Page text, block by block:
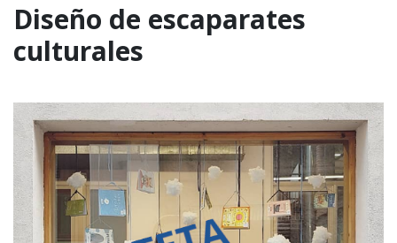
Diseño de escaparates
culturales